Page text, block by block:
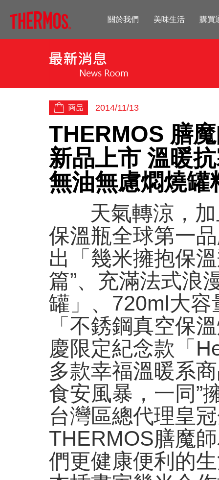
關於我們 美味生活 購買
2014/11/13
THERMOS 膳
新品上市 溫暖
無油無慮燜燒罐
天氣轉涼，
保溫瓶全球第一
出「幾米擁抱保
篇”、充滿法式浪
罐」、720ml大
「不銹鋼真空保
慶限定紀念款「
多款幸福溫暖系
食安風暴，一同”
台灣區總代理皇
THERMOS膳魔
們更健康便利的